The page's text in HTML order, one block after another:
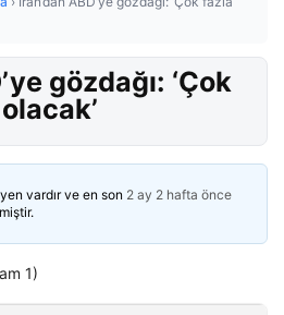
gözdağı: ‘Çok
vardır ve en son 2 ay 2 hafta önce
1)